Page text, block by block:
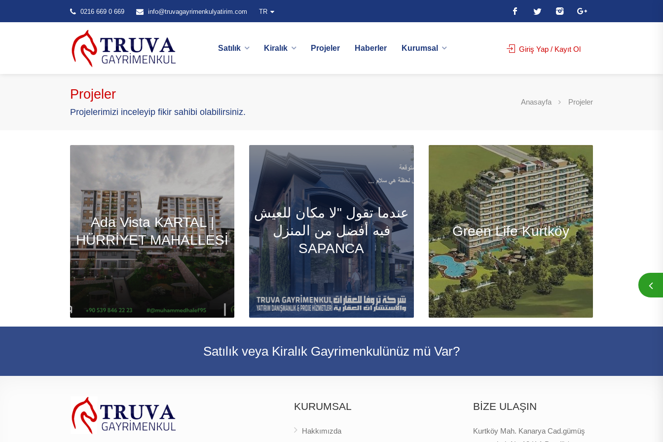
0216 669 0 669 info@truvagayrimenkulyatirim.com TR
Satılık Kiralık Projeler Haberler Kurumsal Giriş Yap / Kayıt Ol
Projeler
Projelerimizi inceleyip fikir sahibi olabilirsiniz.
Anasayfa Projeler
Ada Vista KARTAL |
HÜRRİYET MAHALLESİ
عندما تقول "لا مكان للعيش
فيه أفضل من المنزل
SAPANCA
Green Life Kurtköy
Satılık veya Kiralık Gayrimenkulünüz mü Var?
KURUMSAL
Hakkımızda
BİZE ULAŞIN
Kurtköy Mah. Kanarya Cad.gümüş